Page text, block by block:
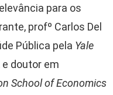
para os
profº Carlos Del
Pública pela Yale
e doutor em
School of Economics